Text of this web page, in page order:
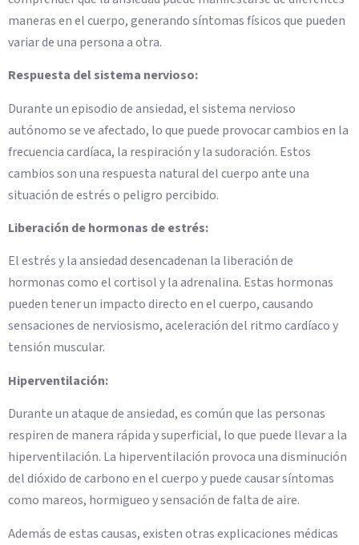
maneras en el cuerpo, generando síntomas físicos que pueden
variar de una persona a otra.
Respuesta del sistema nervioso:
Durante un episodio de ansiedad, el sistema nervioso
autónomo se ve afectado, lo que puede provocar cambios en la
frecuencia cardíaca, la respiración y la sudoración. Estos
cambios son una respuesta natural del cuerpo ante una
situación de estrés o peligro percibido.
Liberación de hormonas de estrés:
El estrés y la ansiedad desencadenan la liberación de
hormonas como el cortisol y la adrenalina. Estas hormonas
pueden tener un impacto directo en el cuerpo, causando
sensaciones de nerviosismo, aceleración del ritmo cardíaco y
tensión muscular.
Hiperventilación:
Durante un ataque de ansiedad, es común que las personas
respiren de manera rápida y superficial, lo que puede llevar a la
hiperventilación. La hiperventilación provoca una disminución
del dióxido de carbono en el cuerpo y puede causar síntomas
como mareos, hormigueo y sensación de falta de aire.
Además de estas causas, existen otras explicaciones médicas